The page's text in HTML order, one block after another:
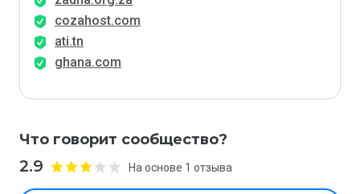
cozahost.com
ati.tn
ghana.com
Что говорит сообщество?
2.9 На основе 1 отзыва